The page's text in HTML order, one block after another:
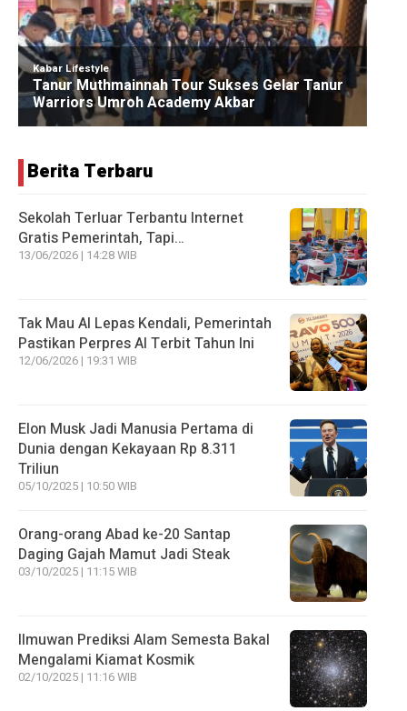
Berita Terbaru
Sekolah Terluar Terbantu Internet
Gratis Pemerintah, Tapi…
13/06/2026 | 14:28 WIB
Tak Mau AI Lepas Kendali, Pemerintah
Pastikan Perpres AI Terbit Tahun Ini
12/06/2026 | 19:31 WIB
Elon Musk Jadi Manusia Pertama di
Dunia dengan Kekayaan Rp 8.311
Triliun
05/10/2025 | 10:50 WIB
Orang-orang Abad ke-20 Santap
Daging Gajah Mamut Jadi Steak
03/10/2025 | 11:15 WIB
Ilmuwan Prediksi Alam Semesta Bakal
Mengalami Kiamat Kosmik
02/10/2025 | 11:16 WIB